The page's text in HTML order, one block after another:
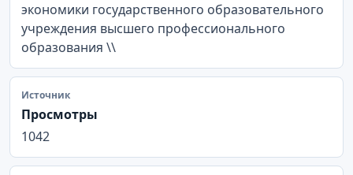
экономики государственного образовательного
учреждения высшего профессионального
образования \\
Источник
Просмотры
1042